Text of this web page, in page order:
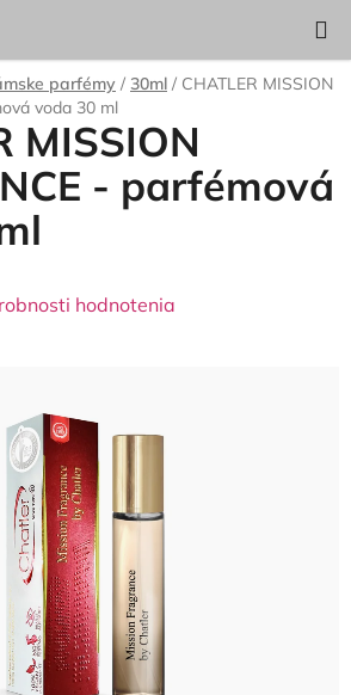
KOŠÍK
parfémy / 30ml / CHATLER MISSION
voda 30 ml
MISSION
- parfémová
hodnotenia